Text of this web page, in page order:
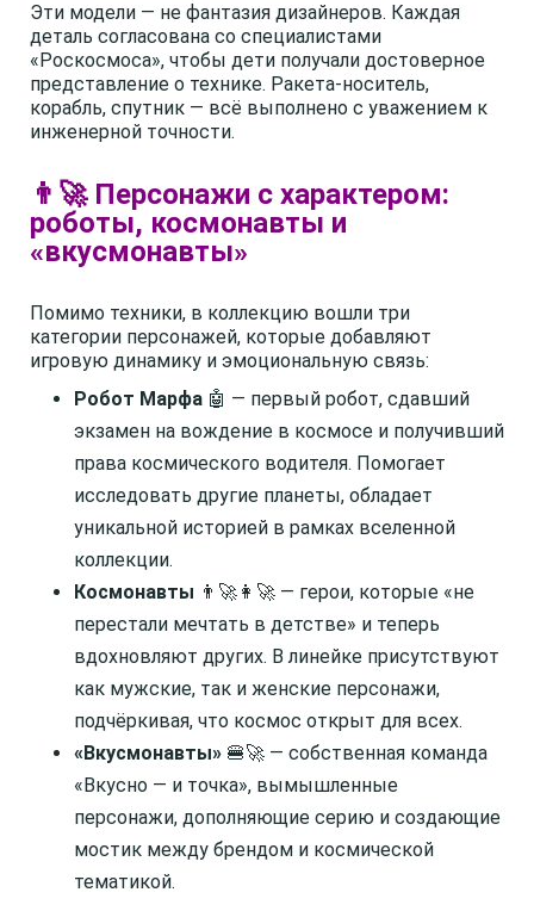
Эти модели — не фантазия дизайнеров. Каждая
деталь согласована со специалистами
«Роскосмоса», чтобы дети получали достоверное
представление о технике. Ракета-носитель,
корабль, спутник — всё выполнено с уважением к
инженерной точности.
👨‍🚀 Персонажи с характером:
роботы, космонавты и
«вкусмонавты»
Помимо техники, в коллекцию вошли три
категории персонажей, которые добавляют
игровую динамику и эмоциональную связь:
Робот Марфа 🤖 — первый робот, сдавший
экзамен на вождение в космосе и получивший
права космического водителя. Помогает
исследовать другие планеты, обладает
уникальной историей в рамках вселенной
коллекции.
Космонавты 👨‍🚀👩‍🚀 — герои, которые «не
перестали мечтать в детстве» и теперь
вдохновляют других. В линейке присутствуют
как мужские, так и женские персонажи,
подчёркивая, что космос открыт для всех.
«Вкусмонавты» 🍔🚀 — собственная команда
«Вкусно — и точка», вымышленные
персонажи, дополняющие серию и создающие
мостик между брендом и космической
тематикой.